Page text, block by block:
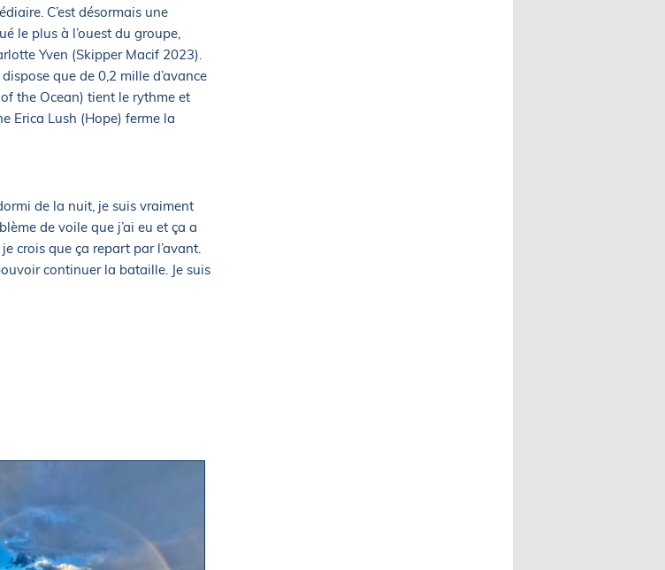
C’est désormais une
le plus à l’ouest du groupe,
Yven (Skipper Macif 2023).
que de 0,2 mille d’avance
the Ocean) tient le rythme et
Erica Lush (Hope) ferme la
de la nuit, je suis vraiment
de voile que j’ai eu et ça a
crois que ça repart par l’avant.
continuer la bataille. Je suis